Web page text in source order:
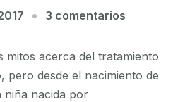
3 comentarios
sobre
la
mitos acerca del tratamiento
pero desde el nacimiento de
niña nacida por